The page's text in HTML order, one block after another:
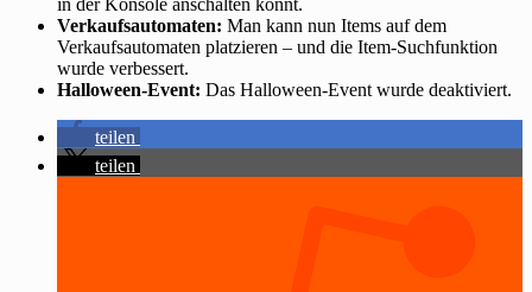
Verkaufsautomaten: Man kann nun Items auf dem
Verkaufsautomaten platzieren – und die Item-Suchfunktion
wurde verbessert.
Halloween-Event: Das Halloween-Event wurde deaktiviert.
teilen
teilen